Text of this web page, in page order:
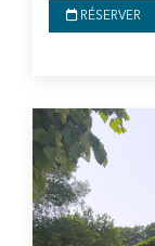
RÉSERVER